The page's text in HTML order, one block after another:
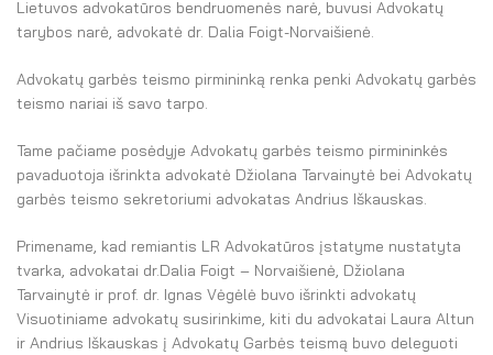
EN
ES
Lietuvos advokatūros bendruomenės narė, buvusi Advokatų
tarybos narė, advokatė dr. Dalia Foigt-Norvaišienė.
Advokatų garbės teismo pirmininką renka penki Advokatų garbės
teismo nariai iš savo tarpo.
Tame pačiame posėdyje Advokatų garbės teismo pirmininkės
pavaduotoja išrinkta advokatė Džiolana Tarvainytė bei Advokatų
garbės teismo sekretoriumi advokatas Andrius Iškauskas.
Primename, kad remiantis LR Advokatūros įstatyme nustatyta
tvarka, advokatai dr.Dalia Foigt – Norvaišienė, Džiolana
Tarvainytė ir prof. dr. Ignas Vėgėlė buvo išrinkti advokatų
Visuotiniame advokatų susirinkime, kiti du advokatai Laura Altun
ir Andrius Iškauskas į Advokatų Garbės teismą buvo deleguoti